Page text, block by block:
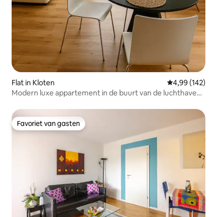
Flat in Kloten Gemiddelde
4,99 (142)
Modern luxe appartement in de buurt van de luchthaven
Favoriet van gasten
Favoriet van gasten